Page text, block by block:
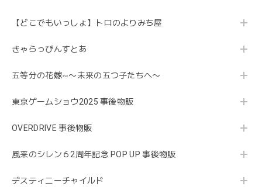
【どこでもいっしょ】トロのよりみち屋
きゃらっぴんすとあ
五等分の花嫁∽〜未来の五つ子たちへ〜
東京ゲームショウ2025 事後物販
OVERDRIVE 事後物販
風来のシレン６2周年記念 POP UP 事後物販
デスティニーチャイルド